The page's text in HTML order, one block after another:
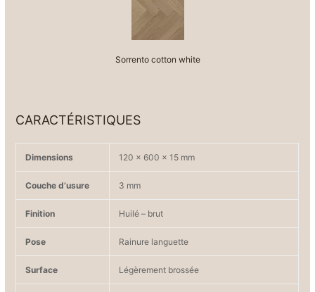
Sorrento cotton white
CARACTÉRISTIQUES
Dimensions 120 x 600 x 15 mm
Couche d’usure 3 mm
Finition Huilé – brut
Pose Rainure languette
Surface Légèrement brossée